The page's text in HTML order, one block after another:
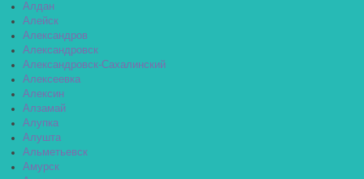
Алдан
Алейск
Александров
Александровск
Александровск-Сахалинский
Алексеевка
Алексин
Алзамай
Алупка
Алушта
Альметьевск
Амурск